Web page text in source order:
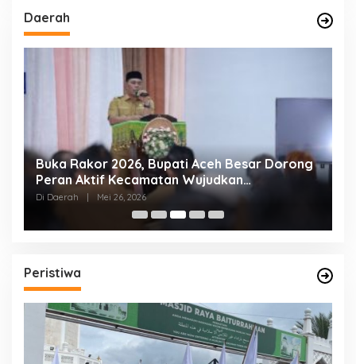
Daerah
Buka Rakor 2026, Bupati Aceh Besar Dorong
Peran Aktif Kecamatan Wujudkan
Pemerintahan Melayani
Di Daerah Mei 26, 2026
Peristiwa